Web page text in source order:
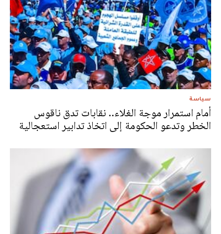
سياسة
أمام استمرار موجة الغلاء.. نقابات تدق ناقوس
الخطر وتدعو الحكومة إلى اتخاذ تدابير استعجالية